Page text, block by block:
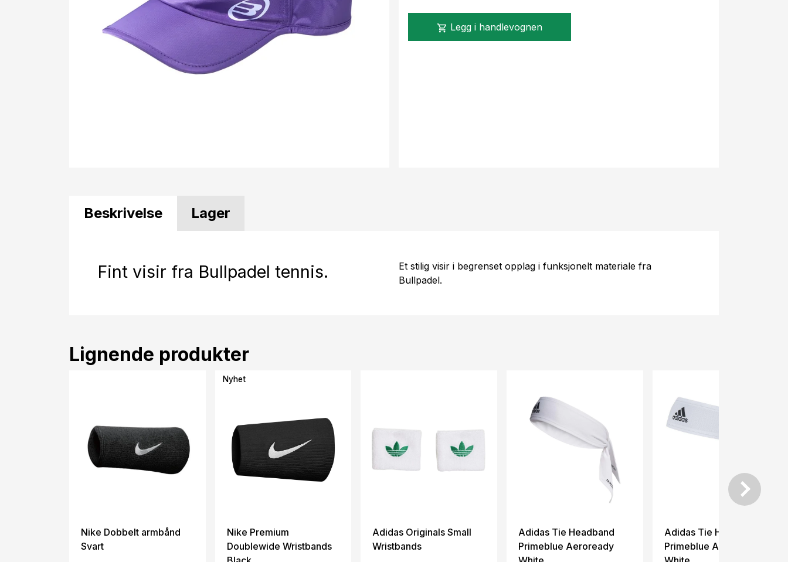
shopping_cart Legg i handlevognen
Beskrivelse Lager
Fint visir fra Bullpadel tennis.
Et stilig visir i begrenset opplag i funksjonelt materiale fra
Bullpadel.
Lignende produkter
Nike Dobbelt armbånd
Svart
Nyhet
Nike Premium
Doublewide Wristbands
Adidas Originals Small
Wristbands
Adidas Tie Headband
Primeblue Aeroready
Adidas Tie Headband
Primeblue Aeroreadyy